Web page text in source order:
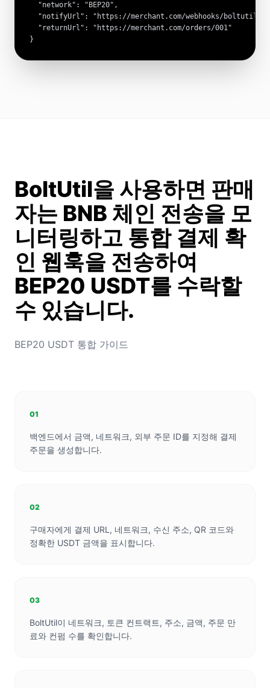
  "network": "BEP20",
  "notifyUrl": "https://merchant.com/webhooks/boltutil",
  "returnUrl": "https://merchant.com/orders/001"
}
BoltUtil을 사용하면 판매
자는 BNB 체인 전송을 모
니터링하고 통합 결제 확
인 웹훅을 전송하여
BEP20 USDT를 수락할
수 있습니다.
BEP20 USDT 통합 가이드
01
백엔드에서 금액, 네트워크, 외부 주문 ID를 지정해 결제
주문을 생성합니다.
02
구매자에게 결제 URL, 네트워크, 수신 주소, QR 코드와
정확한 USDT 금액을 표시합니다.
03
BoltUtil이 네트워크, 토큰 컨트랙트, 주소, 금액, 주문 만
료와 컨펌 수를 확인합니다.